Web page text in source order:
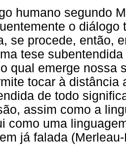
humano segundo
o diálogo
se procede, então,
tese
qual emerge nossa
tocar à distância
de todo
assim como a
como uma
já falada